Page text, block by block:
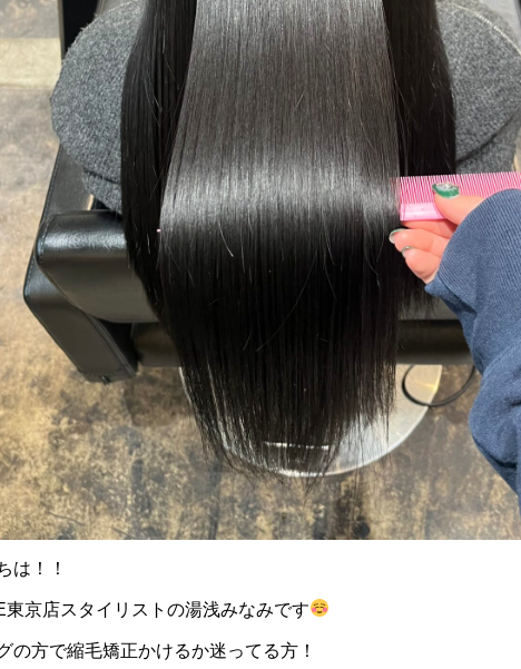
は！！
東京店スタイリストの湯浅みなみです
の方で縮毛矯正かけるか迷ってる方！